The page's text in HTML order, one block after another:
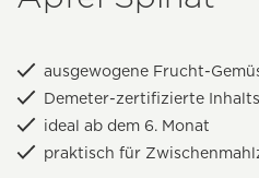
ausgewogene Frucht-
Demeter-zertifizierte
ideal ab dem 6. Monat
praktisch für